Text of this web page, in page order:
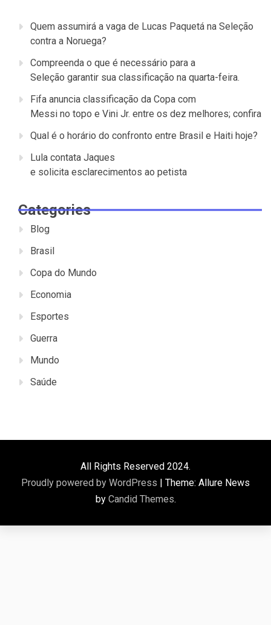
Quem assumirá a vaga de Lucas Paquetá na Seleção
contra a Noruega?
Compreenda o que é necessário para a
Seleção garantir sua classificação na quarta-feira.
Fifa anuncia classificação da Copa com
Messi no topo e Vini Jr. entre os dez melhores; confira
Qual é o horário do confronto entre Brasil e Haiti hoje?
Lula contata Jaques
e solicita esclarecimentos ao petista
Categories
Blog
Brasil
Copa do Mundo
Economia
Esportes
Guerra
Mundo
Saúde
All Rights Reserved 2024.
Proudly powered by WordPress | Theme: Allure News
by Candid Themes.